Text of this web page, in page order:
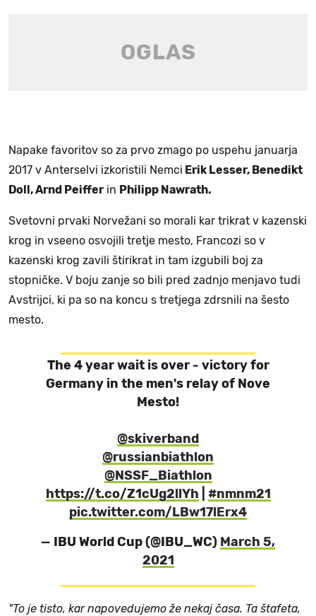
Napake favoritov so za prvo zmago po uspehu januarja
2017 v Anterselvi izkoristili Nemci Erik Lesser, Benedikt
Doll, Arnd Peiffer in Philipp Nawrath.
Svetovni prvaki Norvežani so morali kar trikrat v kazenski
krog in vseeno osvojili tretje mesto, Francozi so v
kazenski krog zavili štirikrat in tam izgubili boj za
stopničke. V boju zanje so bili pred zadnjo menjavo tudi
Avstrijci, ki pa so na koncu s tretjega zdrsnili na šesto
mesto.
The 4 year wait is over - victory for
Germany in the men's relay of Nove
Mesto!
@skiverband
@russianbiathlon
@NSSF_Biathlon
https://t.co/Z1cUg2llYh
#nmnm21
pic.twitter.com/LBw17lErx4
— IBU World Cup (@IBU_WC) March 5,
2021
"To je tisto, kar napovedujemo že nekaj časa. Ta štafeta,